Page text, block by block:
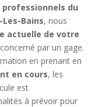
professionnels du
Bains, nous
actuelle de votre
par un gage.
en prenant en
en cours, les
est
à prévoir pour